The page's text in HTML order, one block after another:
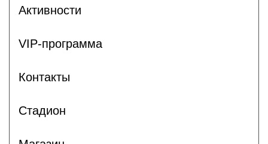
Активности
VIP-программа
Контакты
Стадион